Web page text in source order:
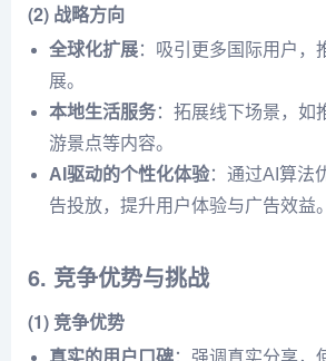
(2) 战略方向
全球化扩展：吸引更多国际用户，
展。
本地生活服务：拓展线下场景，如
游景点等内容。
AI驱动的个性化体验：通过AI算法
告投放，提升用户体验与广告效益。
6. 竞争优势与挑战
(1) 竞争优势